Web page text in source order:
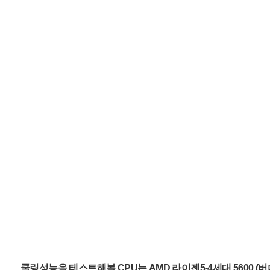
쿨링성능을 테스트해볼 CPU는 AMD 라이젠5-4세대 5600 (